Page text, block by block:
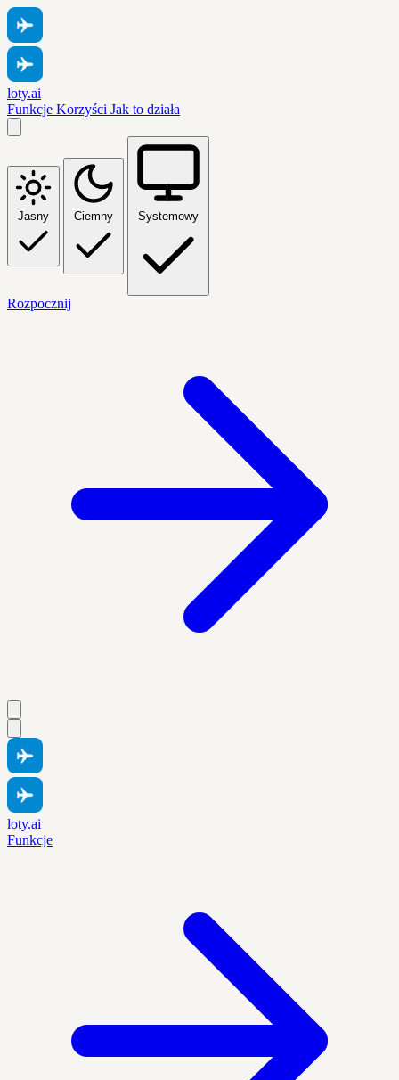
loty.ai
Funkcje Korzyści Jak to działa
Jasny Ciemny Systemowy
Rozpocznij
loty.ai
Funkcje